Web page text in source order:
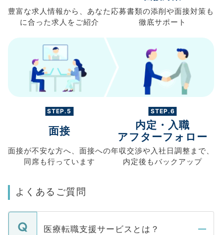
豊富な求人情報から、 あなた
に合った求人を ご紹介
応募書類の添削や面接対策も
徹底サポート
STEP.5
面接
面接が不安な方へ、 面接への
同席も行っています
STEP.6
内定・入職
アフターフォロー
年収交渉や入社日調整まで、
内定後もバックアップ
よくあるご質問
医療転職支援サービスとは？